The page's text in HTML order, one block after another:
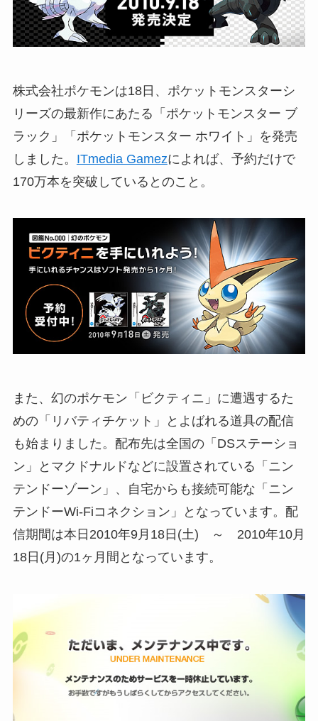
株式会社ポケモンは18日、ポケットモンスターシ
リーズの最新作にあたる「ポケットモンスター ブ
ラック」「ポケットモンスター ホワイト」を発売
しました。 ITmedia Gamezによれば、予約だけで
170万本を突破しているとのこと。
また、幻のポケモン「ビクティニ」に遭遇するた
めの「リバティチケット」とよばれる道具の配信
も始まりました。配布先は全国の「DSステーショ
ン」とマクドナルドなどに設置されている「ニン
テンドーゾーン」、自宅からも接続可能な「ニン
テンドーWi-Fiコネクション」となっています。配
信期間は本日2010年9月18日(土) ～ 2010年10月
18日(月)の1ヶ月間となっています。